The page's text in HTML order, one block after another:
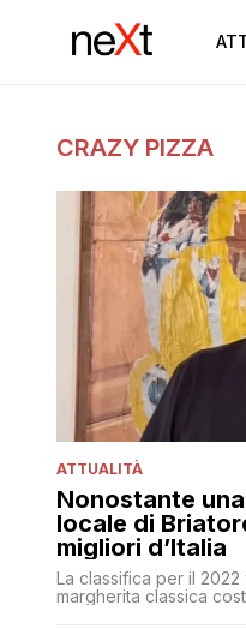
CRAZY PIZZA
ATTUALITÀ
Nonostante
locale di
migliori d’Italia
La classifica per il
margherita classica